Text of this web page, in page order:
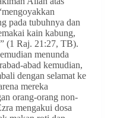
pada tubuhnya dan
kain kabung,
(1 Raj. 21:27, TB).
menunda
abad kemudian,
dengan selamat ke
mereka
orang-orang non-
mengakui dosa